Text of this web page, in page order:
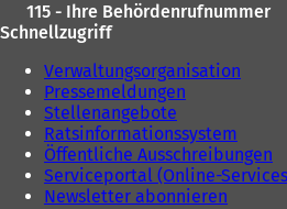
115 - Ihre Behördenrufnummer
Schnellzugriff
Verwaltungsorganisation
Pressemeldungen
Stellenangebote
Ratsinformationssystem
Öffentliche Ausschreibungen
Serviceportal (Online-
Newsletter abonnieren